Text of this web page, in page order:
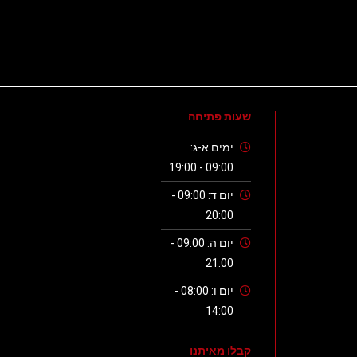
שעות פתיחה
ימים א-ג:
09:00 - 19:00
יום ד: 09:00 -
20:00
יום ה: 09:00 -
21:00
יום ו: 08:00 -
14:00
קבלו מאיתנו